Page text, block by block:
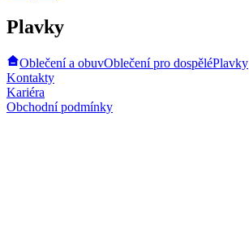
Plavky
Oblečení a obuvOblečení pro dospěléPlavky
Kontakty
Kariéra
Obchodní podmínky